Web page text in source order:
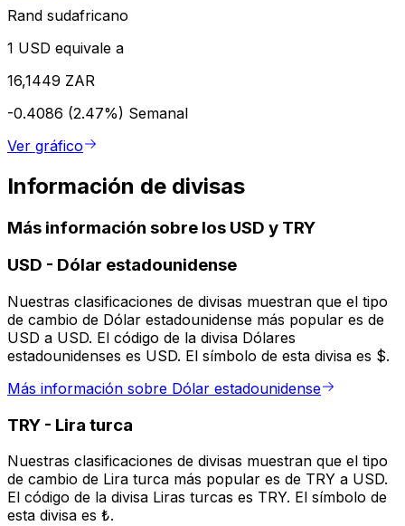
Rand sudafricano
1 USD equivale a
16,1449 ZAR
-0.4086 (2.47%) Semanal
Ver gráfico
Información de divisas
Más información sobre los USD y TRY
USD - Dólar estadounidense
Nuestras clasificaciones de divisas muestran que el tipo
de cambio de Dólar estadounidense más popular es de
USD a USD. El código de la divisa Dólares
estadounidenses es USD. El símbolo de esta divisa es $.
Más información sobre Dólar estadounidense
TRY - Lira turca
Nuestras clasificaciones de divisas muestran que el tipo
de cambio de Lira turca más popular es de TRY a USD.
El código de la divisa Liras turcas es TRY. El símbolo de
esta divisa es ₺.